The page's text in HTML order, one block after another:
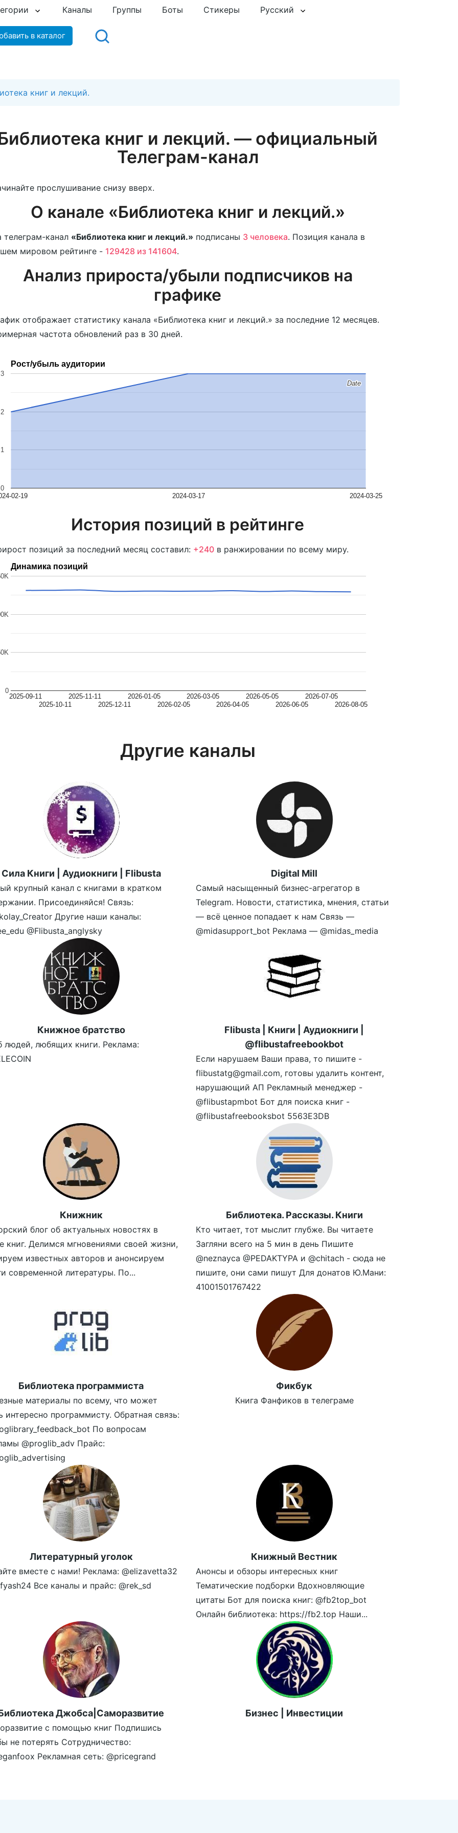
Каналы Группы Боты Стикеры Русский
в каталог
книг и лекций.
книг и лекций. — официальный
Телеграм-канал
прослушивание снизу вверх.
О канале «Библиотека книг и лекций.»
телеграм-канал «Библиотека книг и лекций.» подписаны 3 человека. Позиция канала в
мировом рейтинге - 129428 из 141604.
Анализ прироста/убыли подписчиков на
графике
отображает статистику канала «Библиотека книг и лекций.» за последние 12 месяцев.
частота обновлений раз в 30 дней.
Рост/убыль аудитории
02-19 2024-03-17 2024-03-25
0
1
2
3
Date
Date
История позиций в рейтинге
позиций за последний месяц составил: +240в ранжировании по всему миру.
Динамика позиций
2025-09-11
2025-10-11
2025-11-11
2025-12-11
2026-01-05
2026-02-05
2026-03-05
2026-04-05
2026-05-05
2026-06-05
2026-07-05
2026-08-05
0
Другие каналы
Сила Книги | Аудиокниги | Flibusta
крупный канал с книгами в кратком
Присоединяйся! Связь:
Другие наши каналы:
@Flibusta_anglysky
Digital Mill
Самый насыщенный бизнес-агрегатор в
Telegram. Новости, статистика, мнения, статьи
— всё ценное попадает к нам Связь —
@midasupport_bot Реклама — @midas_media
Книжное братство
людей, любящих книги. Реклама:
Flibusta | Книги | Аудиокниги |
@flibustafreebookbot
Если нарушаем Ваши права, то пишите -
flibustatg@gmail.com, готовы удалить контент,
нарушающий АП Рекламный менеджер -
@flibustapmbot Бот для поиска книг -
@flibustafreebooksbot 5563E3DB
Книжник
блог об актуальных новостях в
книг. Делимся мгновениями своей жизни,
известных авторов и анонсируем
современной литературы. По...
Библиотека. Рассказы. Книги
Кто читает, тот мыслит глубже. Вы читаете
Загляни всего на 5 мин в день Пишите
@neznayca @PEDAKTYPA и @chitach - сюда не
пишите, они сами пишут Для донатов Ю.Мани:
41001501767422
Библиотека программиста
материалы по всему, что может
интересно программисту. Обратная связь:
По вопросам
@proglib_adv Прайс:
Фикбук
Книга Фанфиков в телеграме
Литературный уголок
вместе с нами! Реклама: @elizavetta32
Все каналы и прайс: @rek_sd
Книжный Вестник
Анонсы и обзоры интересных книг
Тематические подборки Вдохновляющие
цитаты Бот для поиска книг: @fb2top_bot
Онлайн библиотека: https://fb2.top Наши...
Джобса|Саморазвитие
с помощью книг Подпишись
не потерять Сотрудничество:
Рекламная сеть: @pricegrand
Бизнес | Инвестиции